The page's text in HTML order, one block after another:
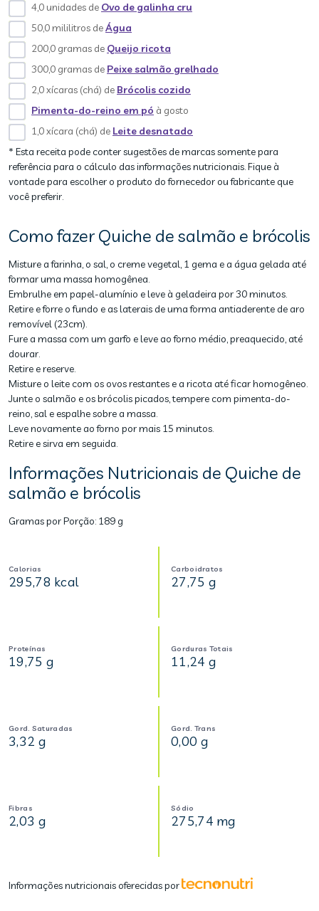
4,0 unidades de Ovo de galinha cru
50,0 mililitros deÁgua
200,0 gramas de Queijo ricota
300,0 gramas de Peixe salmão grelhado
2,0 xícaras (chá) de Brócolis cozido
Pimenta-do-reino em pó à gosto
1,0 xícara (chá) de Leite desnatado
* Esta receita pode conter sugestões de marcas somente para
referência para o cálculo das informações nutricionais. Fique à
vontade para escolher o produto do fornecedor ou fabricante que
você preferir.
Como fazer Quiche de salmão e brócolis
Misture a farinha, o sal, o creme vegetal, 1 gema e a água gelada até
formar uma massa homogênea.
Embrulhe em papel-alumínio e leve à geladeira por 30 minutos.
Retire e forre o fundo e as laterais de uma forma antiaderente de aro
removível (23cm).
Fure a massa com um garfo e leve ao forno médio, preaquecido, até
dourar.
Retire e reserve.
Misture o leite com os ovos restantes e a ricota até ficar homogêneo.
Junte o salmão e os brócolis picados, tempere com pimenta-do-
reino, sal e espalhe sobre a massa.
Leve novamente ao forno por mais 15 minutos.
Retire e sirva em seguida.
Informações Nutricionais de Quiche de
salmão e brócolis
Gramas por Porção: 189 g
Calorias
295,78 kcal
Carboidratos
27,75 g
Proteínas
19,75 g
Gorduras Totais
11,24 g
Gord. Saturadas
3,32 g
Gord. Trans
0,00 g
Fibras
2,03 g
Sódio
275,74 mg
Informações nutricionais oferecidas por